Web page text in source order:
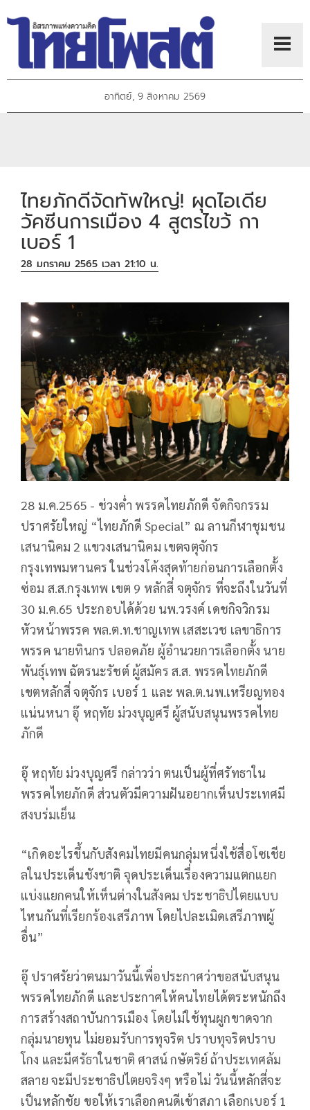
อาทิตย์, 9 สิงหาคม 2569
ไทยภักดีจัดทัพใหญ่! ผุดไอเดีย
วัคซีนการเมือง 4 สูตรไขว้ กา
เบอร์ 1
28 มกราคม 2565 เวลา 21:10 น.
28 ม.ค.2565 - ช่วงค่ำ พรรคไทยภักดี จัดกิจกรรม
ปราศรัยใหญ่ “ไทยภักดี Special” ณ ลานกีฬาชุมชน
เสนานิคม 2 แขวงเสนานิคม เขตจตุจักร
กรุงเทพมหานคร ในช่วงโค้งสุดท้ายก่อนการเลือกตั้ง
ซ่อม ส.ส.กรุงเทพ เขต 9 หลักสี่ จตุจักร ที่จะถึงในวันที่
30 ม.ค.65 ประกอบได้ด้วย นพ.วรงค์ เดชกิจวิกรม
หัวหน้าพรรค พล.ต.ท.ชาญเทพ เสสะเวช เลขาธิการ
พรรค นายทินกร ปลอดภัย ผู้อำนวยการเลือกตั้ง นาย
พันธุ์เทพ ฉัตรนะรัชต์ ผู้สมัคร ส.ส. พรรคไทยภักดี
เขตหลักสี่ จตุจักร เบอร์ 1 และ พล.ต.นพ.เหรียญทอง
แน่นหนา อุ๊ หฤทัย ม่วงบุญศรี ผู้สนับสนุนพรรคไทย
ภักดี
อุ๊ หฤทัย ม่วงบุญศรี กล่าวว่า ตนเป็นผู้ที่ศรัทธาใน
พรรคไทยภักดี ส่วนตัวมีความฝันอยากเห็นประเทศมี
สงบร่มเย็น
“เกิดอะไรขึ้นกับสังคมไทยมีคนกลุ่มหนึ่งใช้สื่อโซเชีย
ลในประเด็นชังชาติ จุดประเด็นเรื่องความแตกแยก
แบ่งแยกคนให้เห็นต่างในสังคม ประชาธิปไตยแบบ
ไหนกันที่เรียกร้องเสรีภาพ โดยไปละเมิดเสรีภาพผู้
อื่น”
อุ๊ ปราศรัยว่าตนมาวันนี้เพื่อประกาศว่าขอสนับสนุน
พรรคไทยภักดี และประกาศให้คนไทยได้ตระหนักถึง
การสร้างสถาบันการเมือง โดยไม่ใช้ทุนผูกขาดจาก
กลุ่มนายทุน ไม่ยอมรับการทุจริต ปราบทุจริตปราบ
โกง และมีศรัธาในชาติ ศาสน์ กษัตริย์ ถ้าประเทศล้ม
สลาย จะมีประชาธิปไตยจริงๆ หรือไม่ วันนี้หลักสี่จะ
เป็นหลักชัย ขอให้เราเลือกคนดีเข้าสภา เลือกเบอร์ 1